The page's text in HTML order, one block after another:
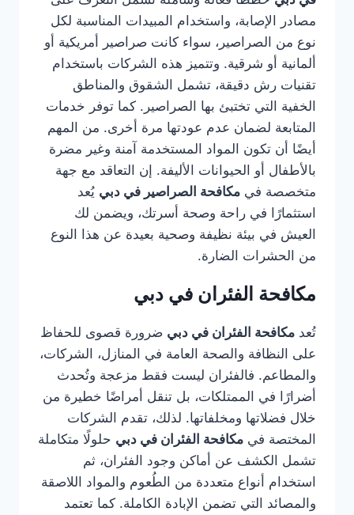
مصادر الإصابة، واستخدام المبيدات المناسبة لكل
نوع من الصراصير، سواء كانت صراصير أمريكية أو
ألمانية أو شرقية. وتتميز هذه الشركات باستخدام
تقنيات رش دقيقة، تشمل الشقوق والمناطق
الخفية التي تختبئ بها الصراصير. كما توفر خدمات
المتابعة لضمان عدم عودتها مرة أخرى. من المهم
أيضًا أن تكون المواد المستخدمة آمنة وغير مضرة
بالأطفال أو الحيوانات الأليفة. إن التعاقد مع جهة
متخصصة في مكافحة الصراصير في دبي يُعد
استثمارًا في راحة وصحة أسرتك، ويضمن لك
العيش في بيئة نظيفة وصحية بعيدة عن هذا النوع
من الحشرات الضارة.
مكافحة الفئران في دبي
تُعد مكافحة الفئران في دبي ضرورة قصوى للحفاظ
على النظافة والصحة العامة في المنازل، الشركات،
والمطاعم. فالفئران ليست فقط مزعجة وتُحدث
أضرارًا في الممتلكات، بل تنقل أمراضًا خطيرة من
خلال فضلاتها ومخلفاتها. لذلك، تقدم الشركات
المختصة في مكافحة الفئران في دبي حلولًا متكاملة
تشمل الكشف عن أماكن وجود الفئران، ثم
استخدام أنواع متعددة من الطُعوم والمواد اللاصقة
والمصائد التي تضمن الإبادة الكاملة. كما تعتمد